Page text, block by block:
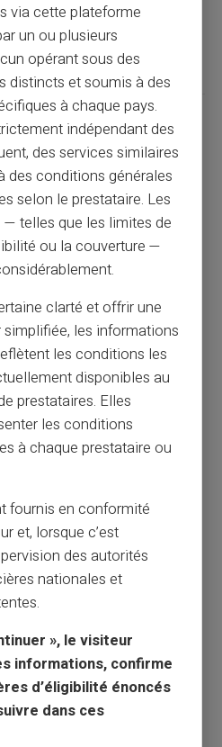
Article suivant
sans compte, ça
parce que votre banque vous
que vo...
via cette plateforme
un ou plusieurs
opérant sous des
distincts et soumis à des
à chaque pays.
indépendant des
des services similaires
des conditions générales
selon le prestataire. Les
telles que les limites de
ou la couverture —
clarté et offrir une
les informations
les conditions les
disponibles au
prestataires. Elles
les conditions
à chaque prestataire ou
fournis en conformité
et, lorsque c’est
des autorités
nationales et
», le visiteur
informations, confirme
d’éligibilité énoncés
dans ces